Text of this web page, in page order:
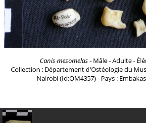
Canis mesomelas- Mâle - Adulte -
Collection : Département d'Ostéologie du
Nairobi (Id:OM4357) - Pays :